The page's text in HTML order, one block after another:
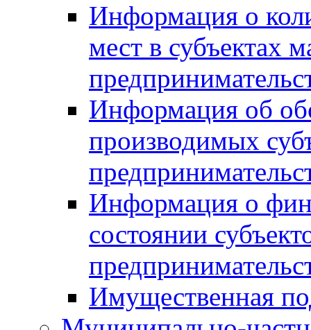
Информация о
мест в субъектах
Информация об
производимых
Информация о
состоянии
Имущественная